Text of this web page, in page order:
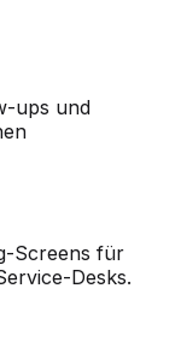
ups und
Screens für
Desks.